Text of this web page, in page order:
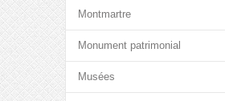
Montmartre
Monument patrimonial
Musées